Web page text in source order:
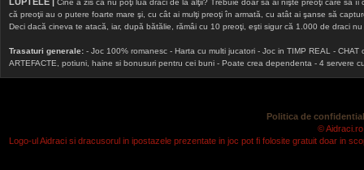
Cine a zis că nu poţi lua draci de la alţii? Trebuie doar să ai nişte preoţi care să
că preoţii au o putere foarte mare şi, cu cât ai mulţi preoţi în armată, cu atât ai şanse să
Deci dacă cineva te atacă, iar, după bătălie, rămâi cu 10 preoţi, eşti sigur că 1.000 de draci
Trasaturi generale: - Joc 100% romanesc - Harta cu multi jucatori - Joc in TIMP REAL -
ARTEFACTE, potiuni, haine si bonusuri pentru cei buni - Poate crea dependenta - 4 servere
Politica de
©
Logo-ul Aidraci si dracusorul in ipostazele prezentate in joc pot fi folosite gratuit doar in